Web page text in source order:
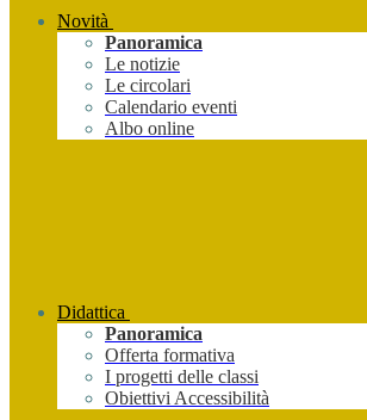
Novità
Panoramica
Le notizie
Le circolari
Calendario eventi
Albo online
Didattica
Panoramica
Offerta formativa
I progetti delle classi
Obiettivi Accessibilità